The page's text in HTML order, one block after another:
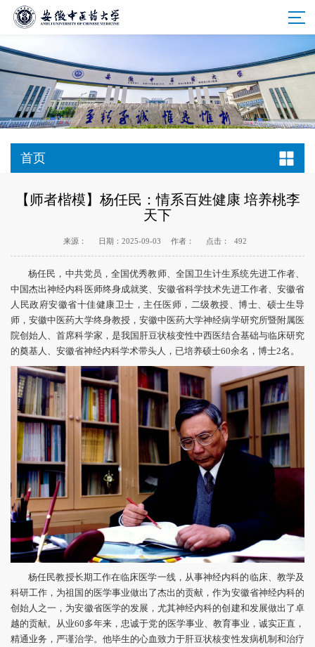
首页
【师者楷模】杨任民：情系百姓健康 培养桃李
天下
来源： 日期：2025-09-03 作者： 点击： 492
杨任民，中共党员，全国优秀教师、全国卫生计生系统先进工作者、
中国杰出神经内科医师终身成就奖、安徽省科学技术先进工作者、安徽省
人民政府安徽省十佳健康卫士，主任医师，二级教授、博士、硕士生导
师，安徽中医药大学终身教授，安徽中医药大学神经病学研究所暨附属医
院创始人、首席科学家，是我国肝豆状核变性中西医结合基础与临床研究
的奠基人、安徽省神经内科学术带头人，已培养硕士60余名，博士2名。
杨任民教授长期工作在临床医学一线，从事神经内科的临床、教学及
科研工作，为祖国的医学事业做出了杰出的贡献，作为安徽省神经内科的
创始人之一，为安徽省医学的发展，尤其神经内科的创建和发展做出了卓
越的贡献。从业60多年来，忠诚于党的医学事业、教育事业，诚实正直，
精通业务，严谨治学。他毕生的心血致力于肝豆状核变性发病机制和治疗